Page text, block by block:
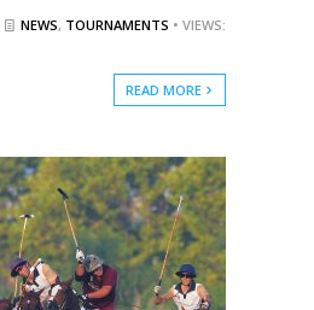
NEWS, TOURNAMENTS • VIEWS:
READ MORE